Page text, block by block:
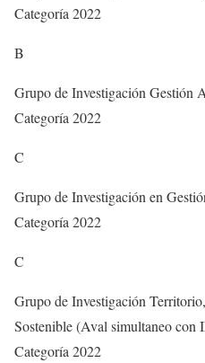
Categoría 2022
B
Grupo de Investigación Gestión
Categoría 2022
C
Grupo de Investigación en
Categoría 2022
C
Grupo de Investigación
Sostenible (Aval simultaneo con
Categoría 2022